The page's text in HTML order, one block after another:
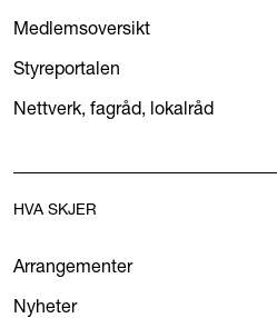
Medlemsoversikt
Styreportalen
Nettverk, fagråd, lokalråd
HVA SKJER
Arrangementer
Nyheter